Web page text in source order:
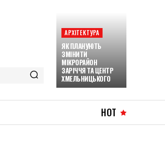
АРХІТЕКТУРА
ЯК ПЛАНУЮТЬ
ЗМІНИТИ
МІКРОРАЙОН
ЗАРІЧЧЯ ТА ЦЕНТР
ХМЕЛЬНИЦЬКОГО
HOT